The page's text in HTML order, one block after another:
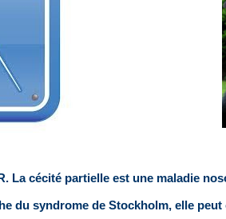
La cécité partielle est une maladie
du syndrome de Stockholm, elle peut